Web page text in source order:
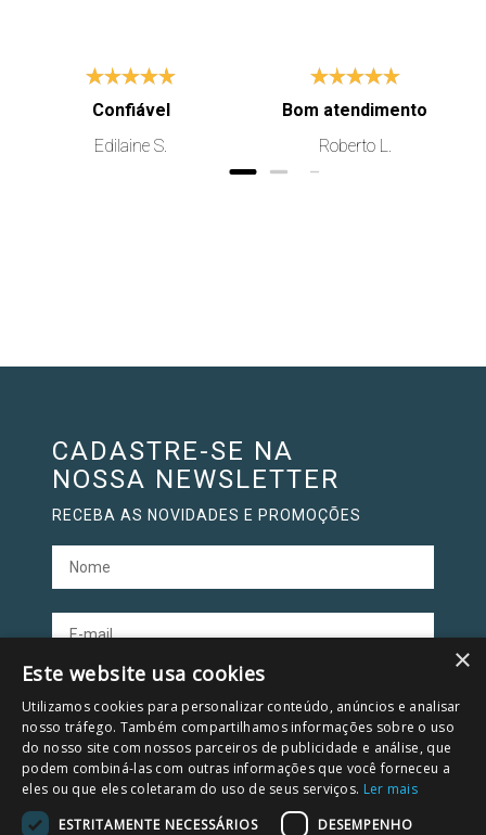
Confiável
Edilaine S.
Bom atendimento
Roberto L.
CADASTRE-SE NA
NOSSA NEWSLETTER
RECEBA AS NOVIDADES E PROMOÇÕES
CADASTRAR
SOBRE NÓS
Sobre a empresa
×
Este website usa cookies
Utilizamos cookies para personalizar conteúdo, anúncios e analisar
nosso tráfego. Também compartilhamos informações sobre o uso
do nosso site com nossos parceiros de publicidade e análise, que
podem combiná-las com outras informações que você forneceu a
eles ou que eles coletaram do uso de seus serviços. Ler mais
ESTRITAMENTE NECESSÁRIOS
DESEMPENHO